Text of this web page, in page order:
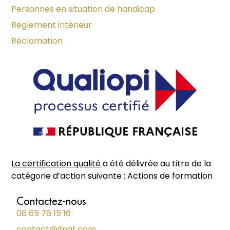
Personnes en situation de handicap
Règlement intérieur
Réclamation
La certification qualitéa été délivrée au titre de la
catégorie d’action suivante : Actions de formation
Contactez-nous
06 65 76 15 16